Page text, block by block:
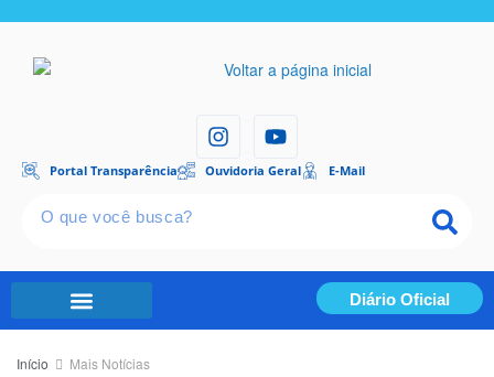
Portal Transparência Ouvidoria Geral E-Mail
Diário Oficial
Início Mais Notícias